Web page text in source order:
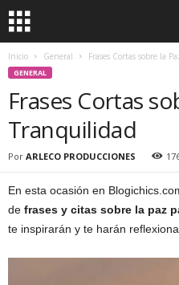
Inicio General Frases Cortas sobre la
GENERAL
Frases Cortas
Tranquilidad
Por ARLECO PRODUCCIONES
En esta ocasión en
de frases y citas sobre la paz
te inspirarán y te harán